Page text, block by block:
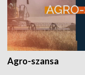
Agro-szansa